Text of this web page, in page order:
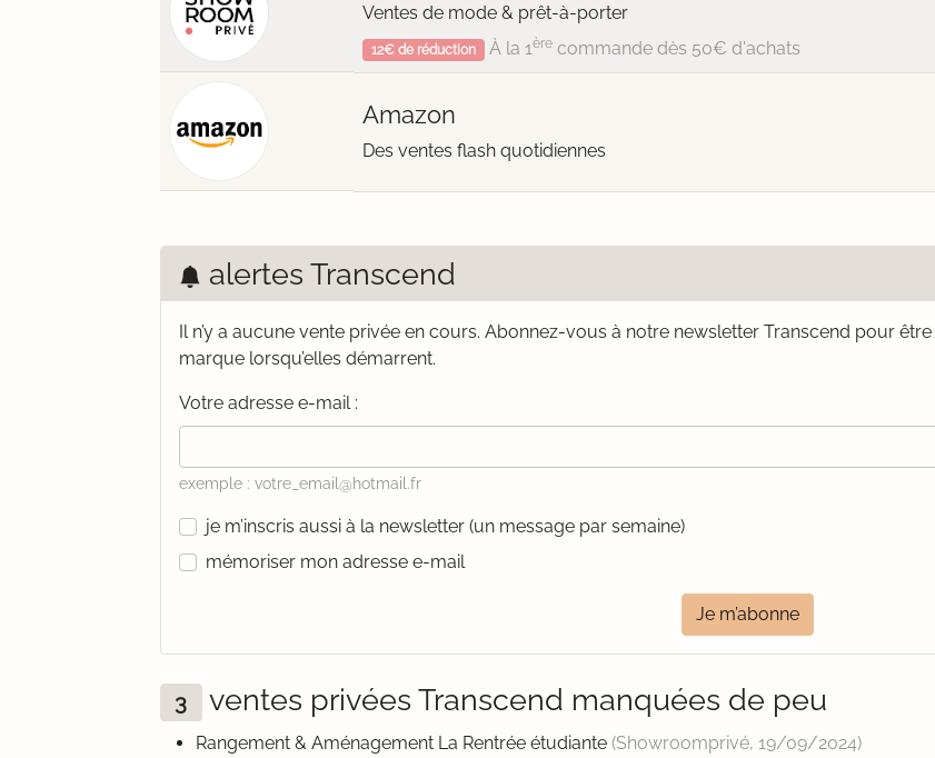
Ventes de mode & prêt-à-porter
12€ de réduction À la 1èrecommande dès 50€ d'achats
Amazon
Des ventes flash quotidiennes
alertes Transcend
Il n’y a aucune vente privée en cours. Abonnez-vous à notre newsletter Transcend pour être
marque lorsqu’elles démarrent.
Votre adresse e-mail :
exemple : votre_email@hotmail.fr
je m’inscris aussi à la newsletter (un message par semaine)
mémoriser mon adresse e-mail
Je m’abonne
3 ventes privées Transcend manquées de peu
Rangement & Aménagement La Rentrée étudiante (Showroomprivé, 19/09/2024)